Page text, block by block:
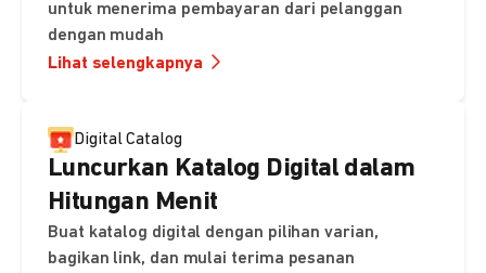
untuk menerima pembayaran dari pelanggan
dengan mudah
Lihat selengkapnya
Digital Catalog
Luncurkan Katalog Digital dalam
Hitungan Menit
Buat katalog digital dengan pilihan varian,
bagikan link, dan mulai terima pesanan